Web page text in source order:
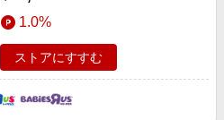
グラック ロングユース 電動スウィ
ング 新生児～4才頃まで
1.0%
ストアにすすむ